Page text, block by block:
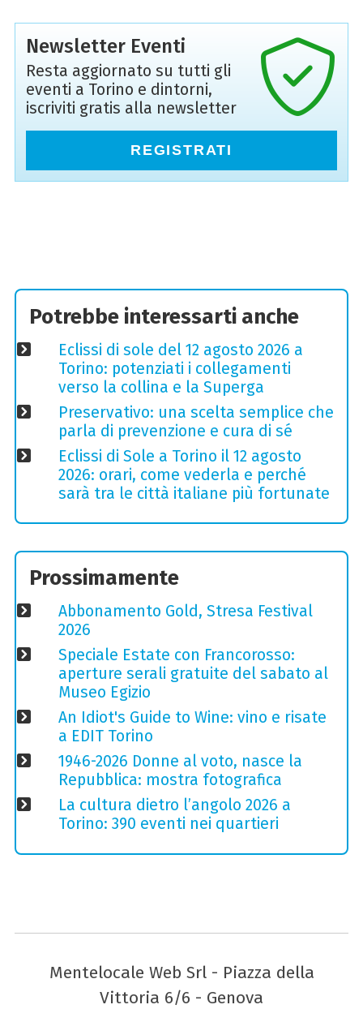
Newsletter Eventi
Resta aggiornato su tutti gli
eventi a Torino e dintorni,
iscriviti gratis alla newsletter
REGISTRATI
Potrebbe interessarti anche
Eclissi di sole del 12 agosto 2026 a
Torino: potenziati i collegamenti
verso la collina e la Superga
Preservativo: una scelta semplice che
parla di prevenzione e cura di sé
Eclissi di Sole a Torino il 12 agosto
2026: orari, come vederla e perché
sarà tra le città italiane più fortunate
Prossimamente
Abbonamento Gold, Stresa Festival
2026
Speciale Estate con Francorosso:
aperture serali gratuite del sabato al
Museo Egizio
An Idiot's Guide to Wine: vino e risate
a EDIT Torino
1946-2026 Donne al voto, nasce la
Repubblica: mostra fotografica
La cultura dietro l’angolo 2026 a
Torino: 390 eventi nei quartieri
Mentelocale Web Srl - Piazza della
Vittoria 6/6 - Genova